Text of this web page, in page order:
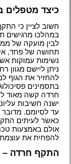
כיצד
חשוב לציין כי
במהלכו מרגישים
לבין מועקה של
תחושה של פחד,
נשימות עמוקות
ניתן ליישם
להחזיר את הגוף
בתסמינים
חרדה קשה מאוד
ישנה חשיבות
עד לסיומם.
כאשר לעיתים
אולם באמצעות
להפחית את
התקף חרדה –